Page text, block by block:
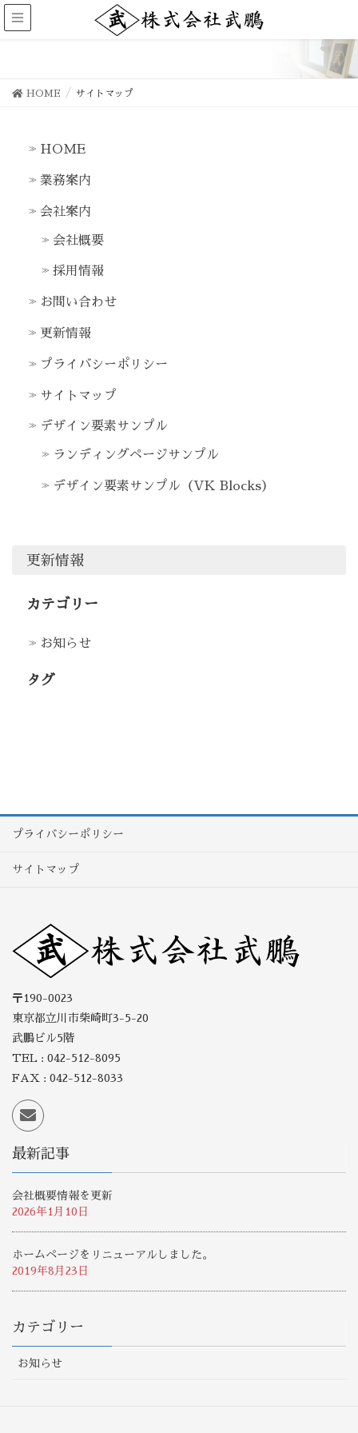
HOME サイトマップ
HOME
業務案内
会社案内
会社概要
採用情報
お問い合わせ
更新情報
プライバシーポリシー
サイトマップ
デザイン要素サンプル
ランディングページサンプル
デザイン要素サンプル（VK Blocks）
更新情報
カテゴリー
お知らせ
タグ
プライバシーポリシー
サイトマップ
〒190-0023
東京都立川市柴崎町3-5-20
武鵬ビル5階
TEL : 042-512-8095
FAX : 042-512-8033
最新記事
会社概要情報を更新
2026年1月10日
ホームページをリニューアルしました。
2019年8月23日
カテゴリー
お知らせ